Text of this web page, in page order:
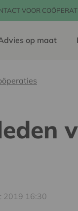
VOOR
op maat
2019 16:30